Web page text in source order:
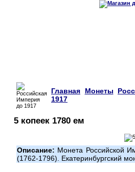
Главная Монеты
1917
5 копеек 1780 ем
Описание: Монета Российской
(1762-1796). Екатеринбургский